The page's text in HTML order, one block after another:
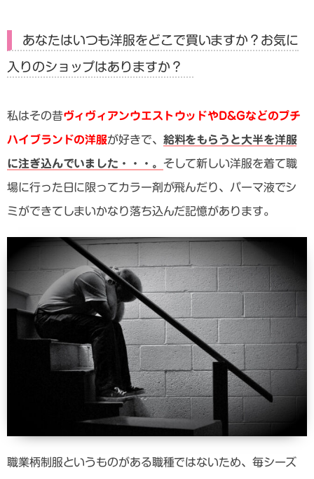
あなたはいつも洋服をどこで買いますか？お気に
入りのショップはありますか？
私はその昔ヴィヴィアンウエストウッドやD&Gなどのプチ
ハイブランドの洋服が好きで、 給料をもらうと大半を洋服
に注ぎ込んでいました・・・。 そして新しい洋服を着て職
場に行った日に限ってカラー剤が飛んだり、パーマ液でシ
ミができてしまいかなり落ち込んだ記憶があります。
職業柄制服というものがある職種ではないため、毎シーズ